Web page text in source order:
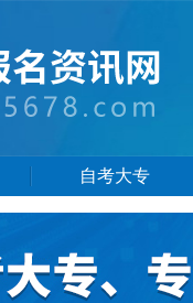
自考大专